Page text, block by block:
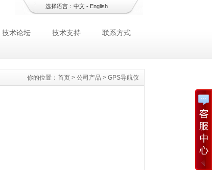
选择语言： 中文- English
技术论坛 技术支持 联系方式
你的位置： 首页 > 公司产品 > GPS导航仪